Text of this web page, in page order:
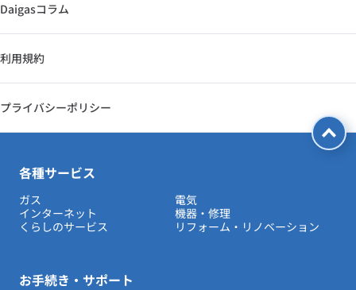
Daigasコラム
利用規約
プライバシーポリシー
各種サービス
ガス
電気
インターネット
機器・修理
くらしのサービス
リフォーム・リノベーション
お手続き・サポート